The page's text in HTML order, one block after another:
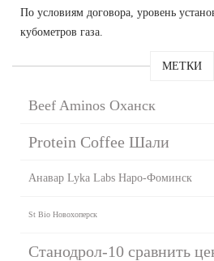
По условиям договора, уровень
кубометров газа.
МЕТКИ
Beef Aminos Оханск
Protein Coffee Шали
Анавар Lyka Labs Наро-Фоминск
St Bio Новохоперск
Станодрол-10 сравнить